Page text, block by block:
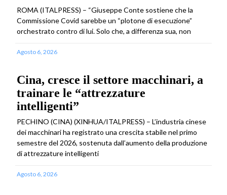
ROMA (ITALPRESS) – “Giuseppe Conte sostiene che la
Commissione Covid sarebbe un “plotone di esecuzione”
orchestrato contro di lui. Solo che, a differenza sua, non
Agosto 6, 2026
Cina, cresce il settore macchinari, a
trainare le “attrezzature
intelligenti”
PECHINO (CINA) (XINHUA/ITALPRESS) – L’industria cinese
dei macchinari ha registrato una crescita stabile nel primo
semestre del 2026, sostenuta dall’aumento della produzione
di attrezzature intelligenti
Agosto 6, 2026